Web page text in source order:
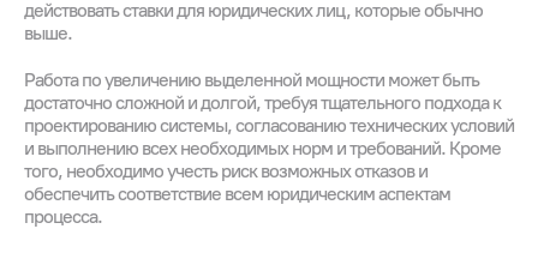
действовать ставки для юридических лиц, которые обычно
выше.
Работа по увеличению выделенной мощности может быть
достаточно сложной и долгой, требуя тщательного подхода к
проектированию системы, согласованию технических условий
и выполнению всех необходимых норм и требований. Кроме
того, необходимо учесть риск возможных отказов и
обеспечить соответствие всем юридическим аспектам
процесса.